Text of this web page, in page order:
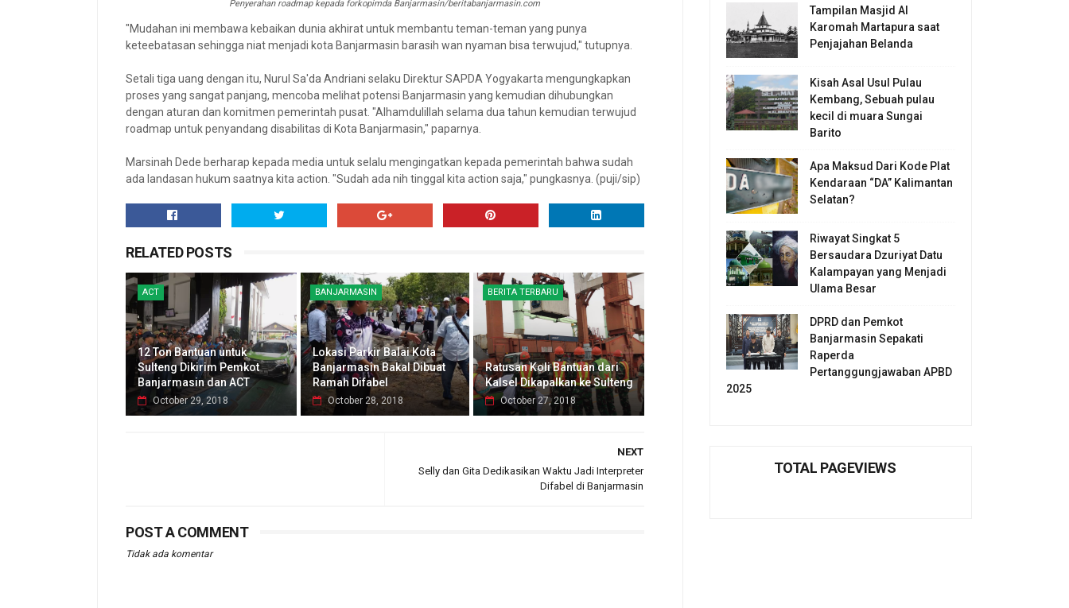
Penyerahan roadmap kepada forkopimda Banjarmasin/beritabanjarmasin.com
"Mudahan ini membawa kebaikan dunia akhirat untuk membantu teman-teman yang punya
keteebatasan sehingga niat menjadi kota Banjarmasin barasih wan nyaman bisa terwujud," tutupnya.
Setali tiga uang dengan itu, Nurul Sa'da Andriani selaku Direktur SAPDA Yogyakarta mengungkapkan
proses yang sangat panjang, mencoba melihat potensi Banjarmasin yang kemudian dihubungkan
dengan aturan dan komitmen pemerintah pusat. "Alhamdulillah selama dua tahun kemudian terwujud
roadmap untuk penyandang disabilitas di Kota Banjarmasin," paparnya.
Marsinah Dede berharap kepada media untuk selalu mengingatkan kepada pemerintah bahwa sudah
ada landasan hukum saatnya kita action. "Sudah ada nih tinggal kita action saja," pungkasnya. (puji/sip)
RELATED POSTS
ACT
12 Ton Bantuan untuk
Sulteng Dikirim Pemkot
Banjarmasin dan ACT
October 29, 2018
BANJARMASIN
Lokasi Parkir Balai Kota
Banjarmasin Bakal Dibuat
Ramah Difabel
October 28, 2018
BERITA TERBARU
Ratusan Koli Bantuan dari
Kalsel Dikapalkan ke Sulteng
October 27, 2018
NEXT
Selly dan Gita Dedikasikan Waktu Jadi Interpreter
Difabel di Banjarmasin
POST A COMMENT
Tidak ada komentar
Tampilan Masjid Al
Karomah Martapura saat
Penjajahan Belanda
Kisah Asal Usul Pulau
Kembang, Sebuah pulau
kecil di muara Sungai
Barito
Apa Maksud Dari Kode Plat
Kendaraan “DA” Kalimantan
Selatan?
Riwayat Singkat 5
Bersaudara Dzuriyat Datu
Kalampayan yang Menjadi
Ulama Besar
DPRD dan Pemkot
Banjarmasin Sepakati
Raperda
Pertanggungjawaban APBD
2025
TOTAL PAGEVIEWS